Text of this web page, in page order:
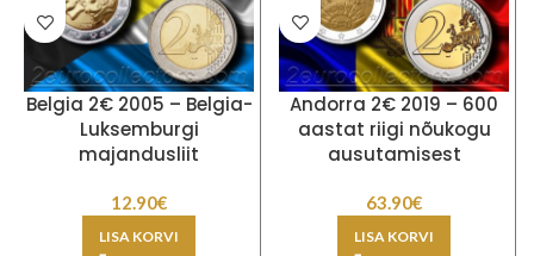
Belgia 2€ 2005 – Belgia-
Luksemburgi
majandusliit
12.90€
LISA KORVI
Andorra 2€ 2019 – 600
aastat riigi nõukogu
ausutamisest
63.90€
LISA KORVI